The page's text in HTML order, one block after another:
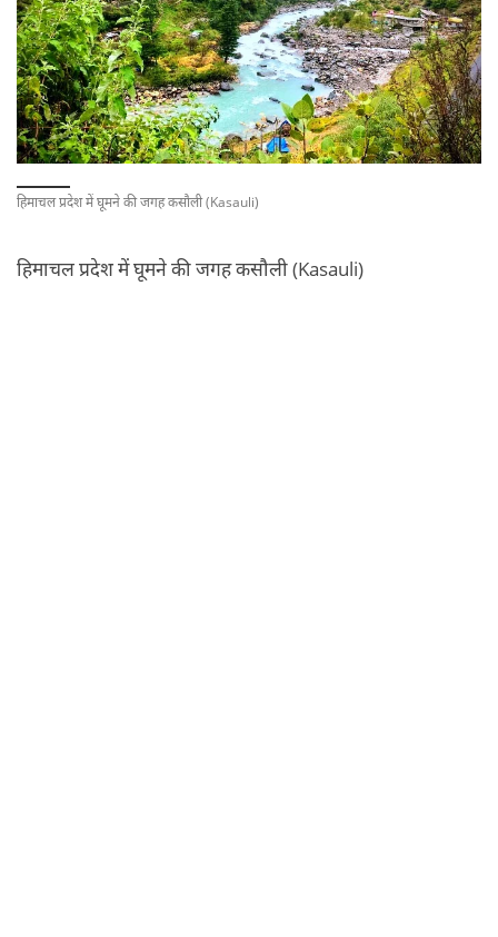
हिमाचल प्रदेश में घूमने की जगह कसौली (Kasauli)
हिमाचल प्रदेश में घूमने की जगह कसौली (Kasauli)